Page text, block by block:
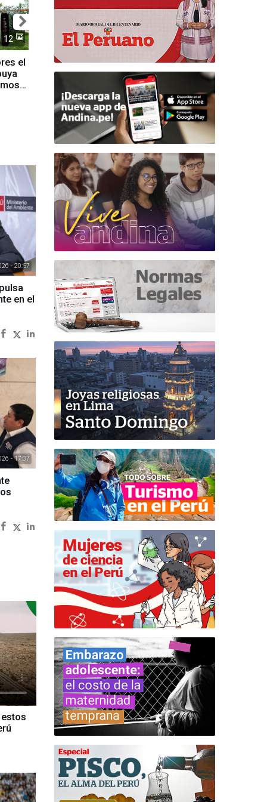
12
el
- 20:57
en el
- 17:37